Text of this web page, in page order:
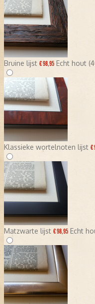
Bruine lijst € 98,95 Echt hout
Klassieke wortelnoten lijst €
Matzwarte lijst € 98,95 Echt